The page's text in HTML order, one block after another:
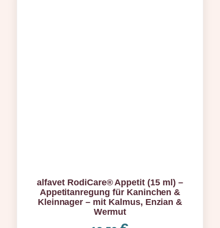
alfavet RodiCare® Appetit (15 ml) –
Appetitanregung für Kaninchen &
Kleinnager – mit Kalmus, Enzian &
Wermut